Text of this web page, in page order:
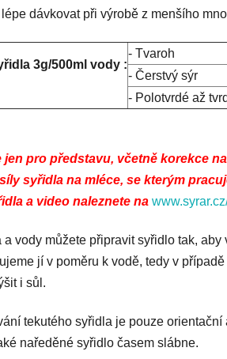
dávkovat při výrobě z menšího
3g/500ml vody :
- Tvaroh
- Čerstvý sýr
- Polotvrdé až
jen pro představu, včetně korekce
syřidla na mléce, se kterým
a video naleznete na
vody můžete připravit syřidlo tak, aby
jí v poměru k vodě, tedy v
i sůl.
tekutého syřidla je pouze
naředěné syřidlo časem slábne.